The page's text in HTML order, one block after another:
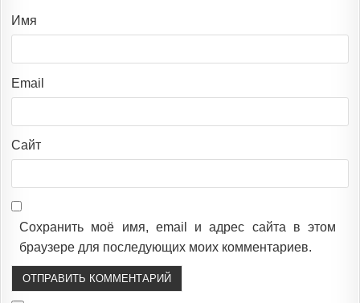
Имя
Email
Сайт
Сохранить моё имя, email и адрес сайта в этом
браузере для последующих моих комментариев.